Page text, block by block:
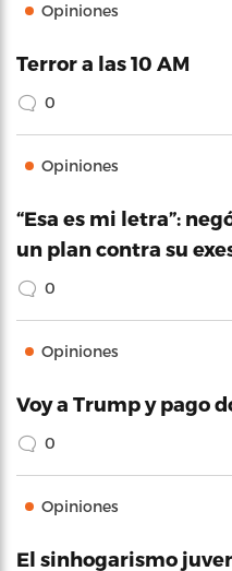
Opiniones
Terror a las 10 AM
0
Opiniones
“Esa es mi letra”:
un plan contra su
0
Opiniones
Voy a Trump y pago
0
Opiniones
El sinhogarismo